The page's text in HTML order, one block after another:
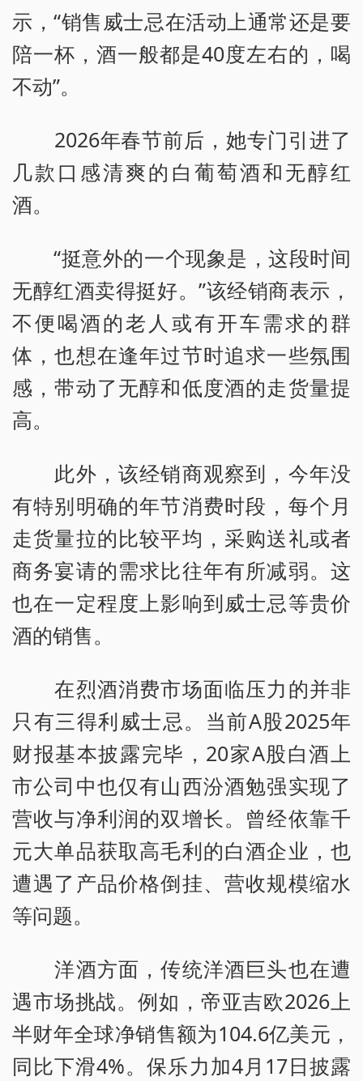
示，“销售威士忌在活动上通常还是要
陪一杯，酒一般都是40度左右的，喝
不动”。
2026年春节前后，她专门引进了
几款口感清爽的白葡萄酒和无醇红
酒。
“挺意外的一个现象是，这段时间
无醇红酒卖得挺好。”该经销商表示，
不便喝酒的老人或有开车需求的群
体，也想在逢年过节时追求一些氛围
感，带动了无醇和低度酒的走货量提
高。
此外，该经销商观察到，今年没
有特别明确的年节消费时段，每个月
走货量拉的比较平均，采购送礼或者
商务宴请的需求比往年有所减弱。这
也在一定程度上影响到威士忌等贵价
酒的销售。
在烈酒消费市场面临压力的并非
只有三得利威士忌。当前A股2025年
财报基本披露完毕，20家A股白酒上
市公司中也仅有山西汾酒勉强实现了
营收与净利润的双增长。曾经依靠千
元大单品获取高毛利的白酒企业，也
遭遇了产品价格倒挂、营收规模缩水
等问题。
洋酒方面，传统洋酒巨头也在遭
遇市场挑战。例如，帝亚吉欧2026上
半财年全球净销售额为104.6亿美元，
同比下滑4%。保乐力加4月17日披露